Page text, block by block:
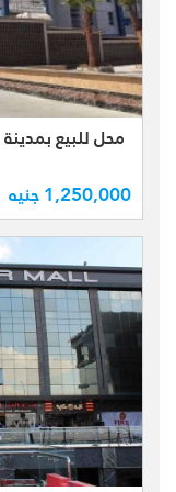
محل
يتميز
1,250,000 جنيه
محل